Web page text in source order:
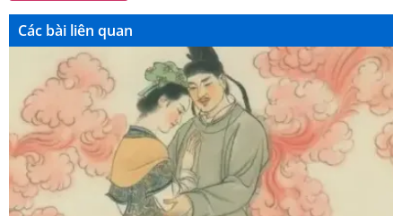
Các bài liên quan